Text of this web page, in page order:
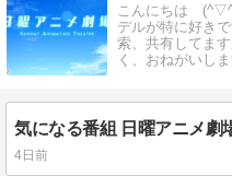
こんにちは
デルが特に好き
索、共有してま
く、おねがいしま
4日前